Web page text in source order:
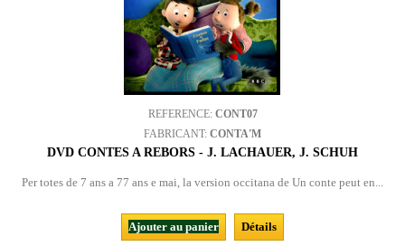
REFERENCE: CONT07
FABRICANT: CONTA'M
DVD CONTES A REBORS - J. LACHAUER, J. SCHUH
Per totes de 7 ans a 77 ans e mai, la version occitana de Un conte peut en...
Ajouter au panier
Détails